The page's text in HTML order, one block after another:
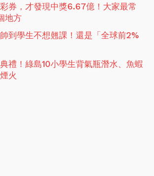
券，才發現中獎6.67億！大家最常
地方
到學生不想翹課！還是「全球前2%
禮！綠島10小學生背氣瓶潛水、魚蝦
火